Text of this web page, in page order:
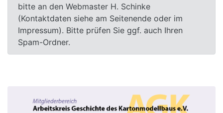
bitte an den Webmaster H. Schinke
(Kontaktdaten siehe am Seitenende oder im
Impressum). Bitte prüfen Sie ggf. auch Ihren
Spam-Ordner.